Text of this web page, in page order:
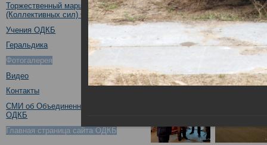
Торжественный марш Войск
(Коллективных сил) ОДКБ
Учения ОДКБ
Геральдика
Фотогалерея
Видео
Контакты
СМИ об Объединенном штабе
ОДКБ
Главная страница сайта ОДКБ